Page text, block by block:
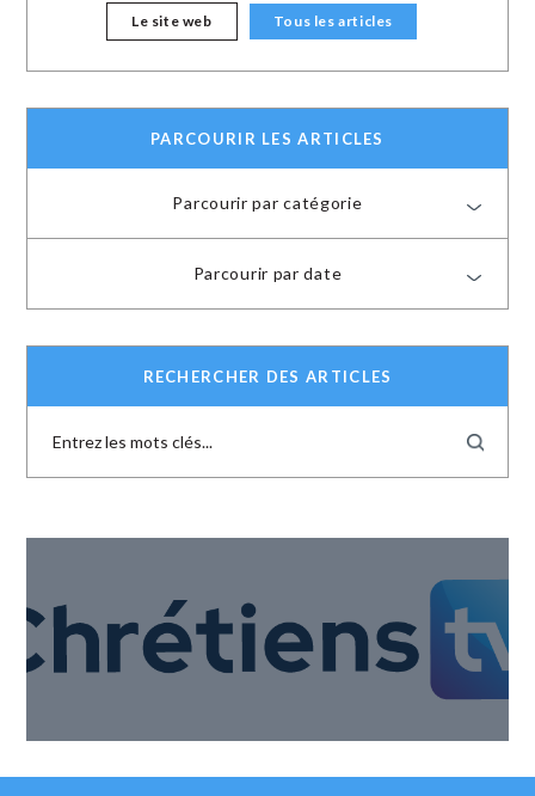
Le site web Tous les articles
PARCOURIR LES ARTICLES
Parcourir par catégorie
Parcourir par date
RECHERCHER DES ARTICLES